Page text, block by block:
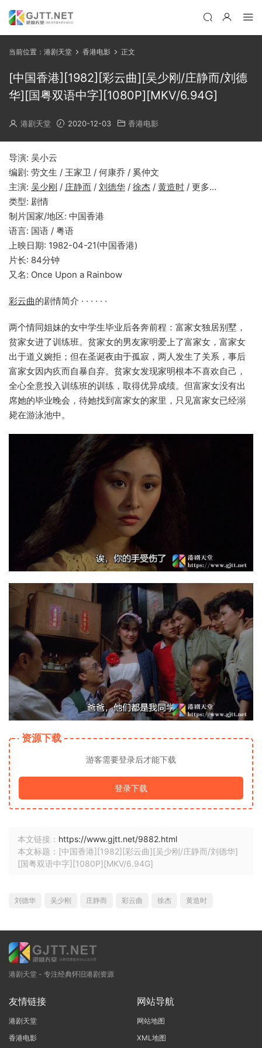
当前位置： 港剧天堂 香港电影 正文
[中国香港][1982][彩云曲][吴少刚/庄静而/刘德
华][国粤双语中字][1080P][MKV/6.94G]
港剧天堂 2020-12-03 香港电影
导演: 吴小云
编剧: 劳文生 / 王家卫 / 何康乔 / 奚仲文
主演: 吴少刚 / 庄静而 / 刘德华 / 徐杰 / 黄造时 / 更多…
类型: 剧情
制片国家/地区: 中国香港
语言: 国语 / 粤语
上映日期: 1982-04-21(中国香港)
片长: 84分钟
又名: Once Upon a Rainbow
彩云曲的剧情简介 · · · · · ·
两个情同姐妹的女中学生毕业后各奔前程：富家女独居别墅，
贫家女进了训练班。贫家女的男友家明爱上了富家女，富家女
出于道义婉拒；但在圣诞夜由于孤寂，两人发生了关系，事后
富家女因内疚而自暴自弃。贫家女发现家明根本不喜欢自己，
全心全意投入训练班的训练，取得优异成绩。但富家女没有出
席她的毕业晚会，待她找到富家女的家里，只见富家女已经溺
毙在游泳池中。
资源下载
游客需要登录后才能下载
登录下载
本文链接： https://www.gjtt.net/9882.html
本文标题：[中国香港][1982][彩云曲][吴少刚/庄静而/刘德华]
[国粤双语中字][1080P][MKV/6.94G]
刘德华 吴少刚 庄静而 彩云曲 徐杰 黄造时
港剧天堂 - 专注经典怀旧港剧资源
友情链接
港剧天堂
香港电影
网站导航
网站地图
XML地图